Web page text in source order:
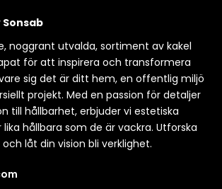
Sonsab
noggrant utvalda, sortiment av kakel
för att inspirera och transformera
sig det är ditt hem, en offentlig miljö
projekt. Med en passion för detaljer
till hållbarhet, erbjuder vi estetiska
hållbara som de är vackra. Utforska
låt din vision bli verklighet.